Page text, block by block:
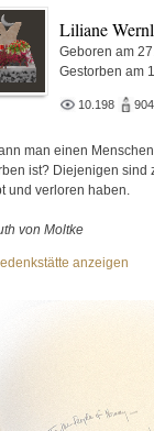
Liliane
Geboren am
Gestorben am
10.198 904
man einen
ist? Diejenigen sind
und verloren haben.
von Moltke
anzeigen